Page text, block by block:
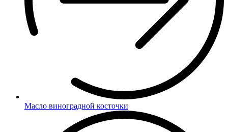
Масло виноградной косточки